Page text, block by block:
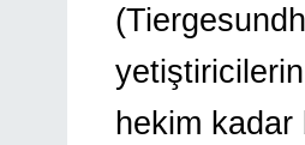
hekim kadar